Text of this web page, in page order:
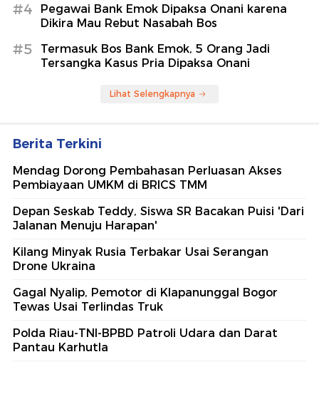
#4
Pegawai Bank Emok Dipaksa Onani karena
Dikira Mau Rebut Nasabah Bos
#5
Termasuk Bos Bank Emok, 5 Orang Jadi
Tersangka Kasus Pria Dipaksa Onani
Lihat Selengkapnya
Berita Terkini
Mendag Dorong Pembahasan Perluasan Akses
Pembiayaan UMKM di BRICS TMM
Depan Seskab Teddy, Siswa SR Bacakan Puisi 'Dari
Jalanan Menuju Harapan'
Kilang Minyak Rusia Terbakar Usai Serangan
Drone Ukraina
Gagal Nyalip, Pemotor di Klapanunggal Bogor
Tewas Usai Terlindas Truk
Polda Riau-TNI-BPBD Patroli Udara dan Darat
Pantau Karhutla